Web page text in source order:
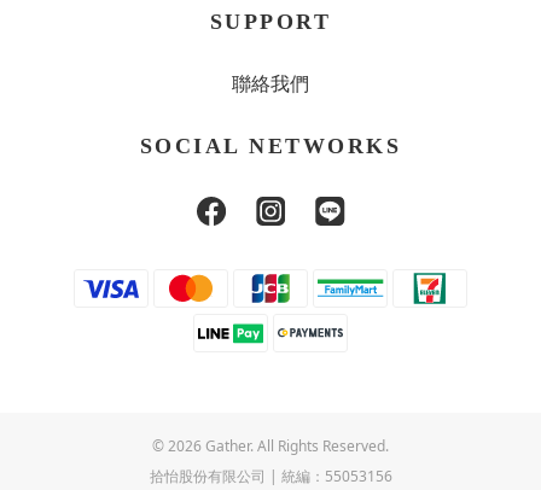
SUPPORT
聯絡我們
SOCIAL NETWORKS
© 2026 Gather. All Rights Reserved.
拾怡股份有限公司 | 統編：55053156